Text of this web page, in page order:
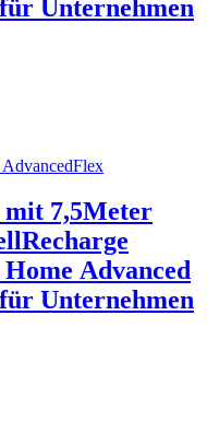
Unternehmen
mit 7,5Meter
Advanced
Unternehmen